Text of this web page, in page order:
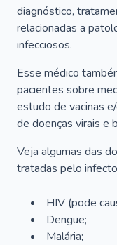
diagnóstico,
relacionadas a
infecciosos.
Esse médico
pacientes sobre
estudo de vacinas
de doenças virais e
Veja algumas das
tratadas pelo
HIV (pode
Dengue;
Malária;